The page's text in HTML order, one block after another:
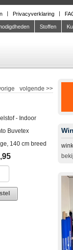
Privacyverklaring
Stoffen
volgende >>
- Indoor
Buvetex
140 cm breed